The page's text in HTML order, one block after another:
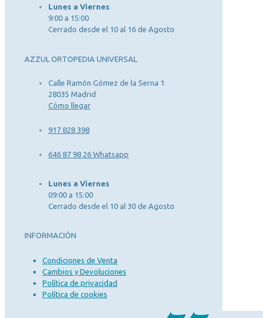
Lunes a Viernes
9:00 a 15:00
Cerrado desde el 10 al 16 de Agosto
AZZUL ORTOPEDIA UNIVERSAL
Calle Ramón Gómez de la Serna 1
28035 Madrid
Cómo llegar
917 828 398
646 87 98 26 Whatsapp
Lunes a Viernes
09:00 a 15:00
Cerrado desde el 10 al 30 de Agosto
INFORMACIÓN
Condiciones de Venta
Cambios y Devoluciones
Política de privacidad
Política de cookies